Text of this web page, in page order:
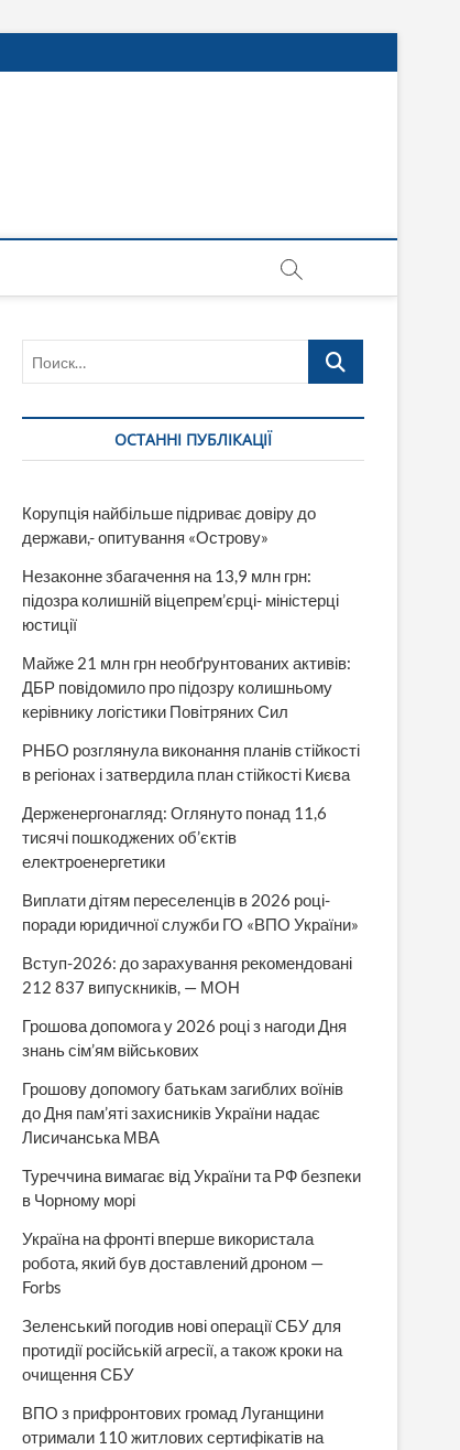
Поиск…
ОСТАННІ ПУБЛІКАЦІЇ
Корупція найбільше підриває довіру до
держави,- опитування «Острову»
Незаконне збагачення на 13,9 млн грн:
підозра колишній віцепрем’єрці- міністерці
юстиції
Майже 21 млн грн необґрунтованих активів:
ДБР повідомило про підозру колишньому
керівнику логістики Повітряних Сил
РНБО розглянула виконання планів стійкості
в регіонах і затвердила план стійкості Києва
Держенергонагляд: Оглянуто понад 11,6
тисячі пошкоджених об’єктів
електроенергетики
Виплати дітям переселенців в 2026 році-
поради юридичної служби ГО «ВПО України»
Вступ-2026: до зарахування рекомендовані
212 837 випускників, — МОН
Грошова допомога у 2026 році з нагоди Дня
знань сім’ям військових
Грошову допомогу батькам загиблих воїнів
до Дня пам’яті захисників України надає
Лисичанська МВА
Туреччина вимагає від України та РФ безпеки
в Чорному морі
Україна на фронті вперше використала
робота, який був доставлений дроном —
Forbs
Зеленський погодив нові операції СБУ для
протидії російській агресії, а також кроки на
очищення СБУ
ВПО з прифронтових громад Луганщини
отримали 110 житлових сертифікатів на